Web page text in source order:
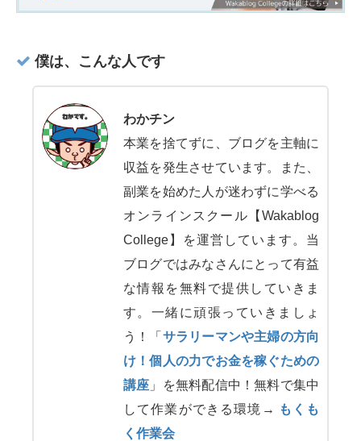
僕は、こんな人です
わかチン
本業を捨てずに、ブログを主軸に
収益を発生させています。また、
副業を始めた人が迷わずに学べる
オンラインスクール【Wakablog
College】を運営しています。当
ブログではみなさんにとって有益
な情報を無料で提供していきま
す。一緒に頑張っていきましょ
う！「 サラリーマンや主婦の方向
け！個人の力でお金を稼ぐための
講座 」を無料配信中！無料で集中
して作業ができる環境→
もくも
く作業会